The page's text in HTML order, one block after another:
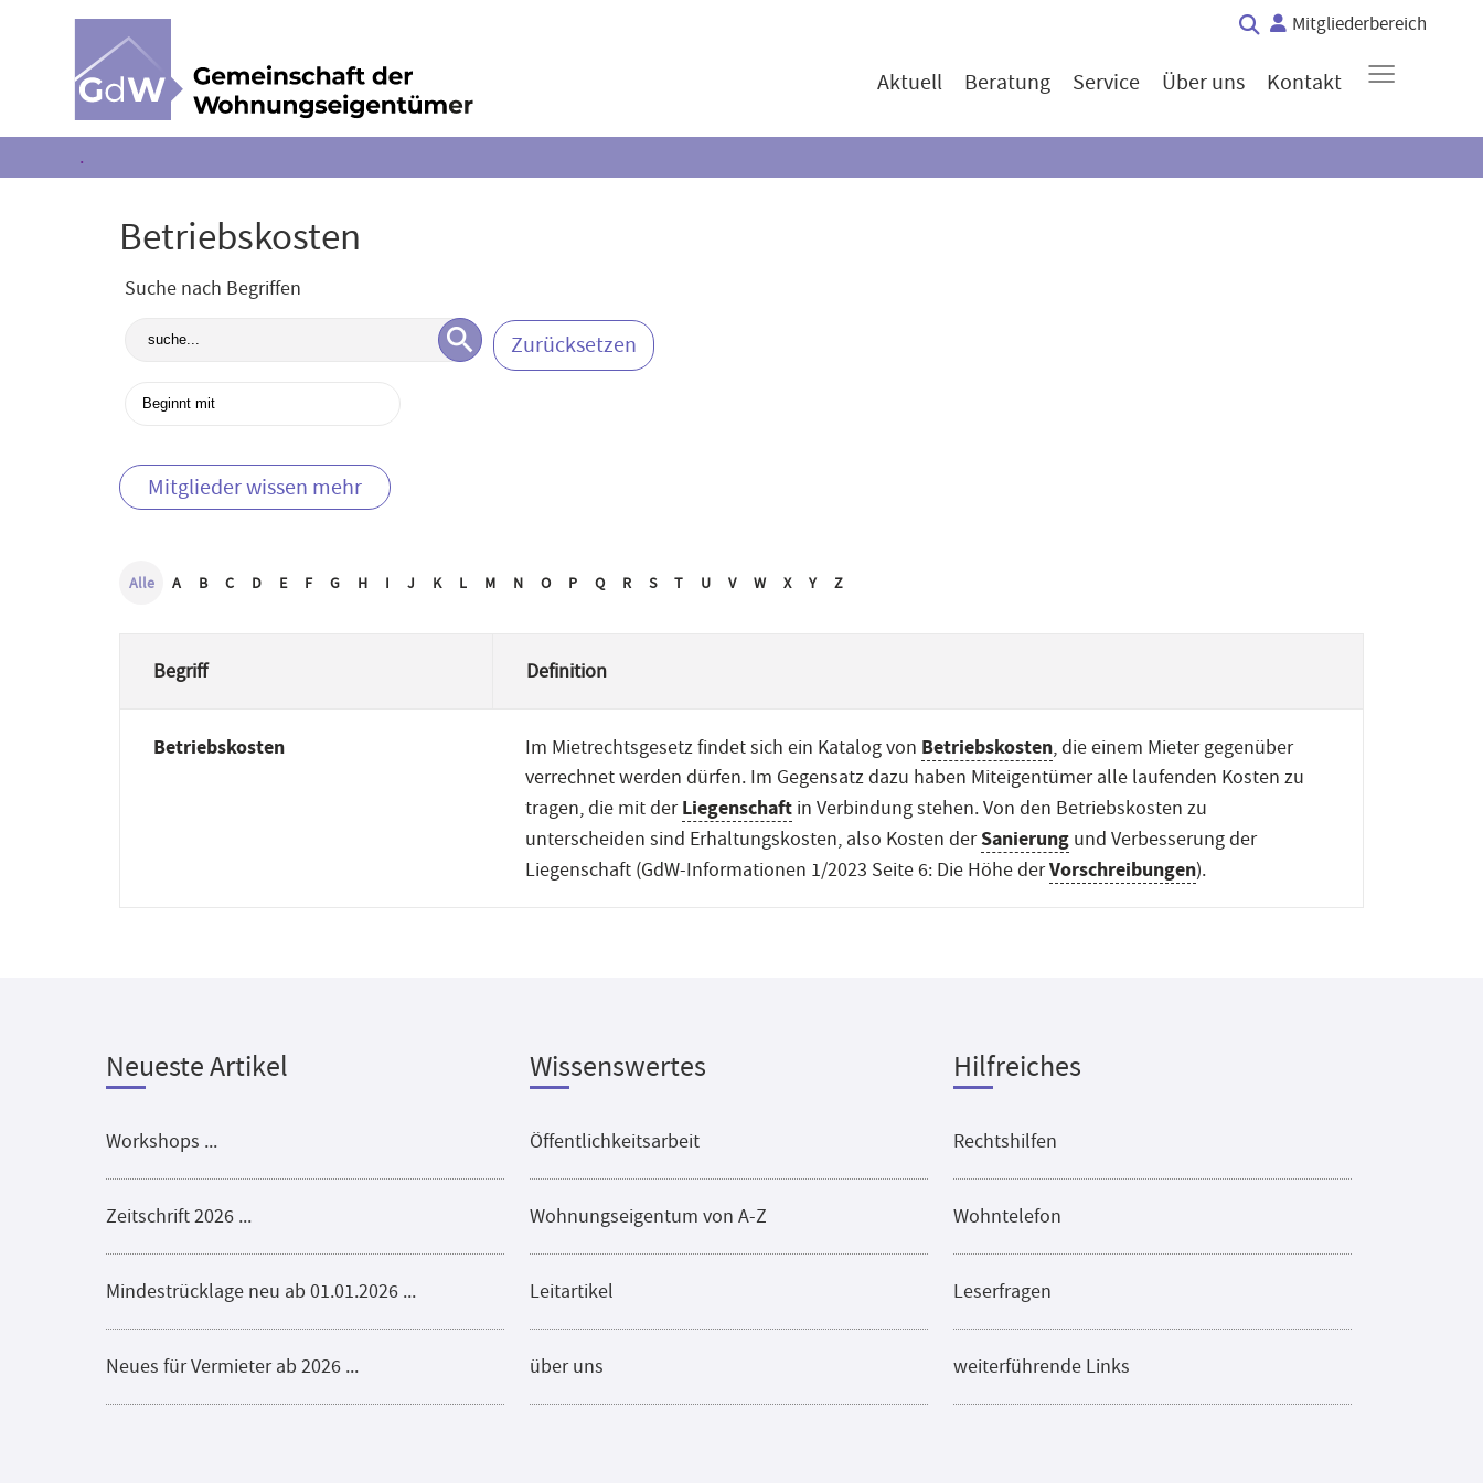
Mitgliederbereich
Aktuell Beratung Service Über uns Kontakt ≡
.
Betriebskosten
Suche nach Begriffen
Mitglieder wissen mehr
Alle A B C D E F G H I J K L M N O P Q R S T U V W X Y Z
Begriff Definition
Betriebskosten Im Mietrechtsgesetz findet sich ein Katalog von Betriebskosten, die einem Mieter gegenüber
verrechnet werden dürfen. Im Gegensatz dazu haben Miteigentümer alle laufenden Kosten zu
tragen, die mit derLiegenschaft in Verbindung stehen. Von den Betriebskosten zu
unterscheiden sind Erhaltungskosten, also Kosten derSanierung und Verbesserung der
Liegenschaft (GdW-Informationen 1/2023 Seite 6: Die Höhe derVorschreibungen).
Neueste Artikel
Workshops ...
Zeitschrift 2026 ...
Mindestrücklage neu ab 01.01.2026 ...
Neues für Vermieter ab 2026 ...
Wissenswertes
Öffentlichkeitsarbeit
Wohnungseigentum von A-Z
Leitartikel
über uns
Hilfreiches
Rechtshilfen
Wohntelefon
Leserfragen
weiterführende Links